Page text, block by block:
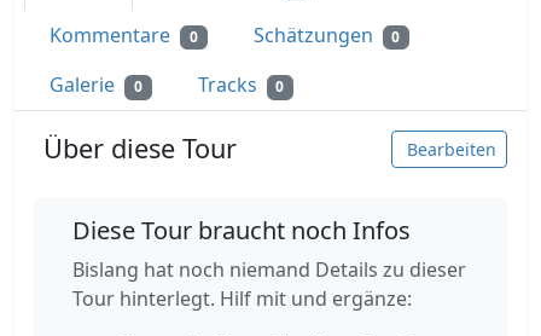
Kommentare 0 Schätzungen 0
Galerie 0 Tracks 0
Über diese Tour Bearbeiten
Diese Tour braucht noch Infos
Bislang hat noch niemand Details zu dieser
Tour hinterlegt. Hilf mit und ergänze: